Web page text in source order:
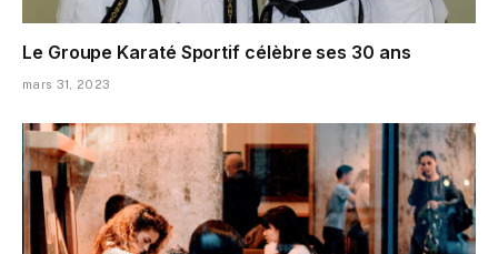
Le Groupe Karaté Sportif célèbre ses 30 ans
mars 31, 2023